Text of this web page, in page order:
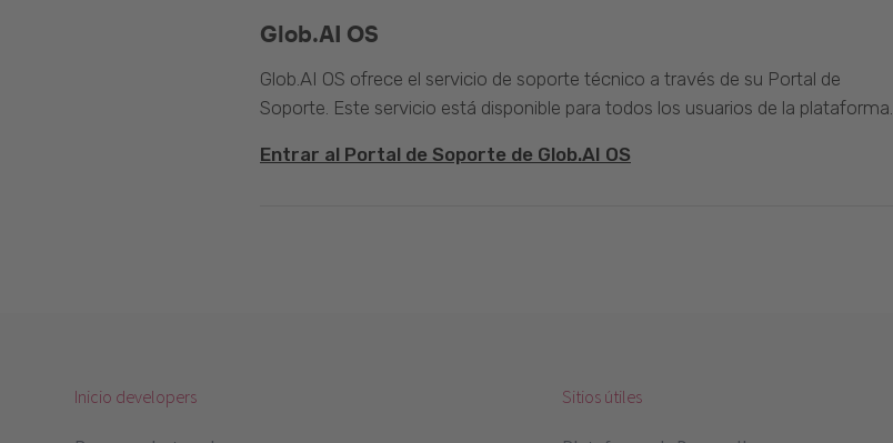
Glob.AI OS
Glob.AI OS ofrece el servicio de soporte técnico a través de su Portal de
Soporte. Este servicio está disponible para todos los usuarios de la plataforma.
Entrar al Portal de Soporte de Glob.AI OS
Inicio developers Sitios útiles